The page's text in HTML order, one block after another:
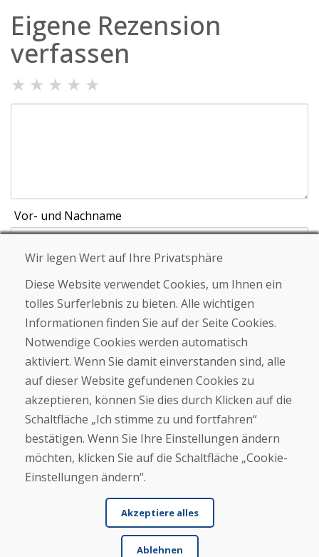
Eigene Rezension
verfassen
★ ★ ★ ★ ★
Vor- und Nachname
Schicken
Helpline
+421 919 282 306
info@domivosport.at
Über uns
Über uns
Geschäft
Kontakt
Wir legen Wert auf Ihre Privatsphäre
Diese Website verwendet Cookies, um Ihnen ein
tolles Surferlebnis zu bieten. Alle wichtigen
Informationen finden Sie auf der Seite Cookies.
Notwendige Cookies werden automatisch
aktiviert. Wenn Sie damit einverstanden sind, alle
auf dieser Website gefundenen Cookies zu
akzeptieren, können Sie dies durch Klicken auf die
Schaltfläche „Ich stimme zu und fortfahren“
bestätigen. Wenn Sie Ihre Einstellungen ändern
möchten, klicken Sie auf die Schaltfläche „Cookie-
Einstellungen ändern“.
Akzeptiere alles
Ablehnen